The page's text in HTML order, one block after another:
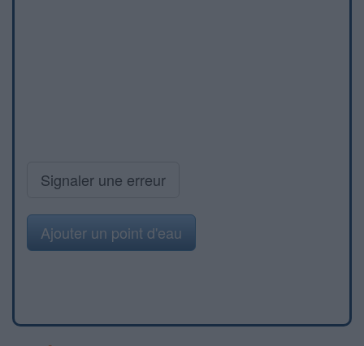
Signaler une erreur
Ajouter un point d'eau